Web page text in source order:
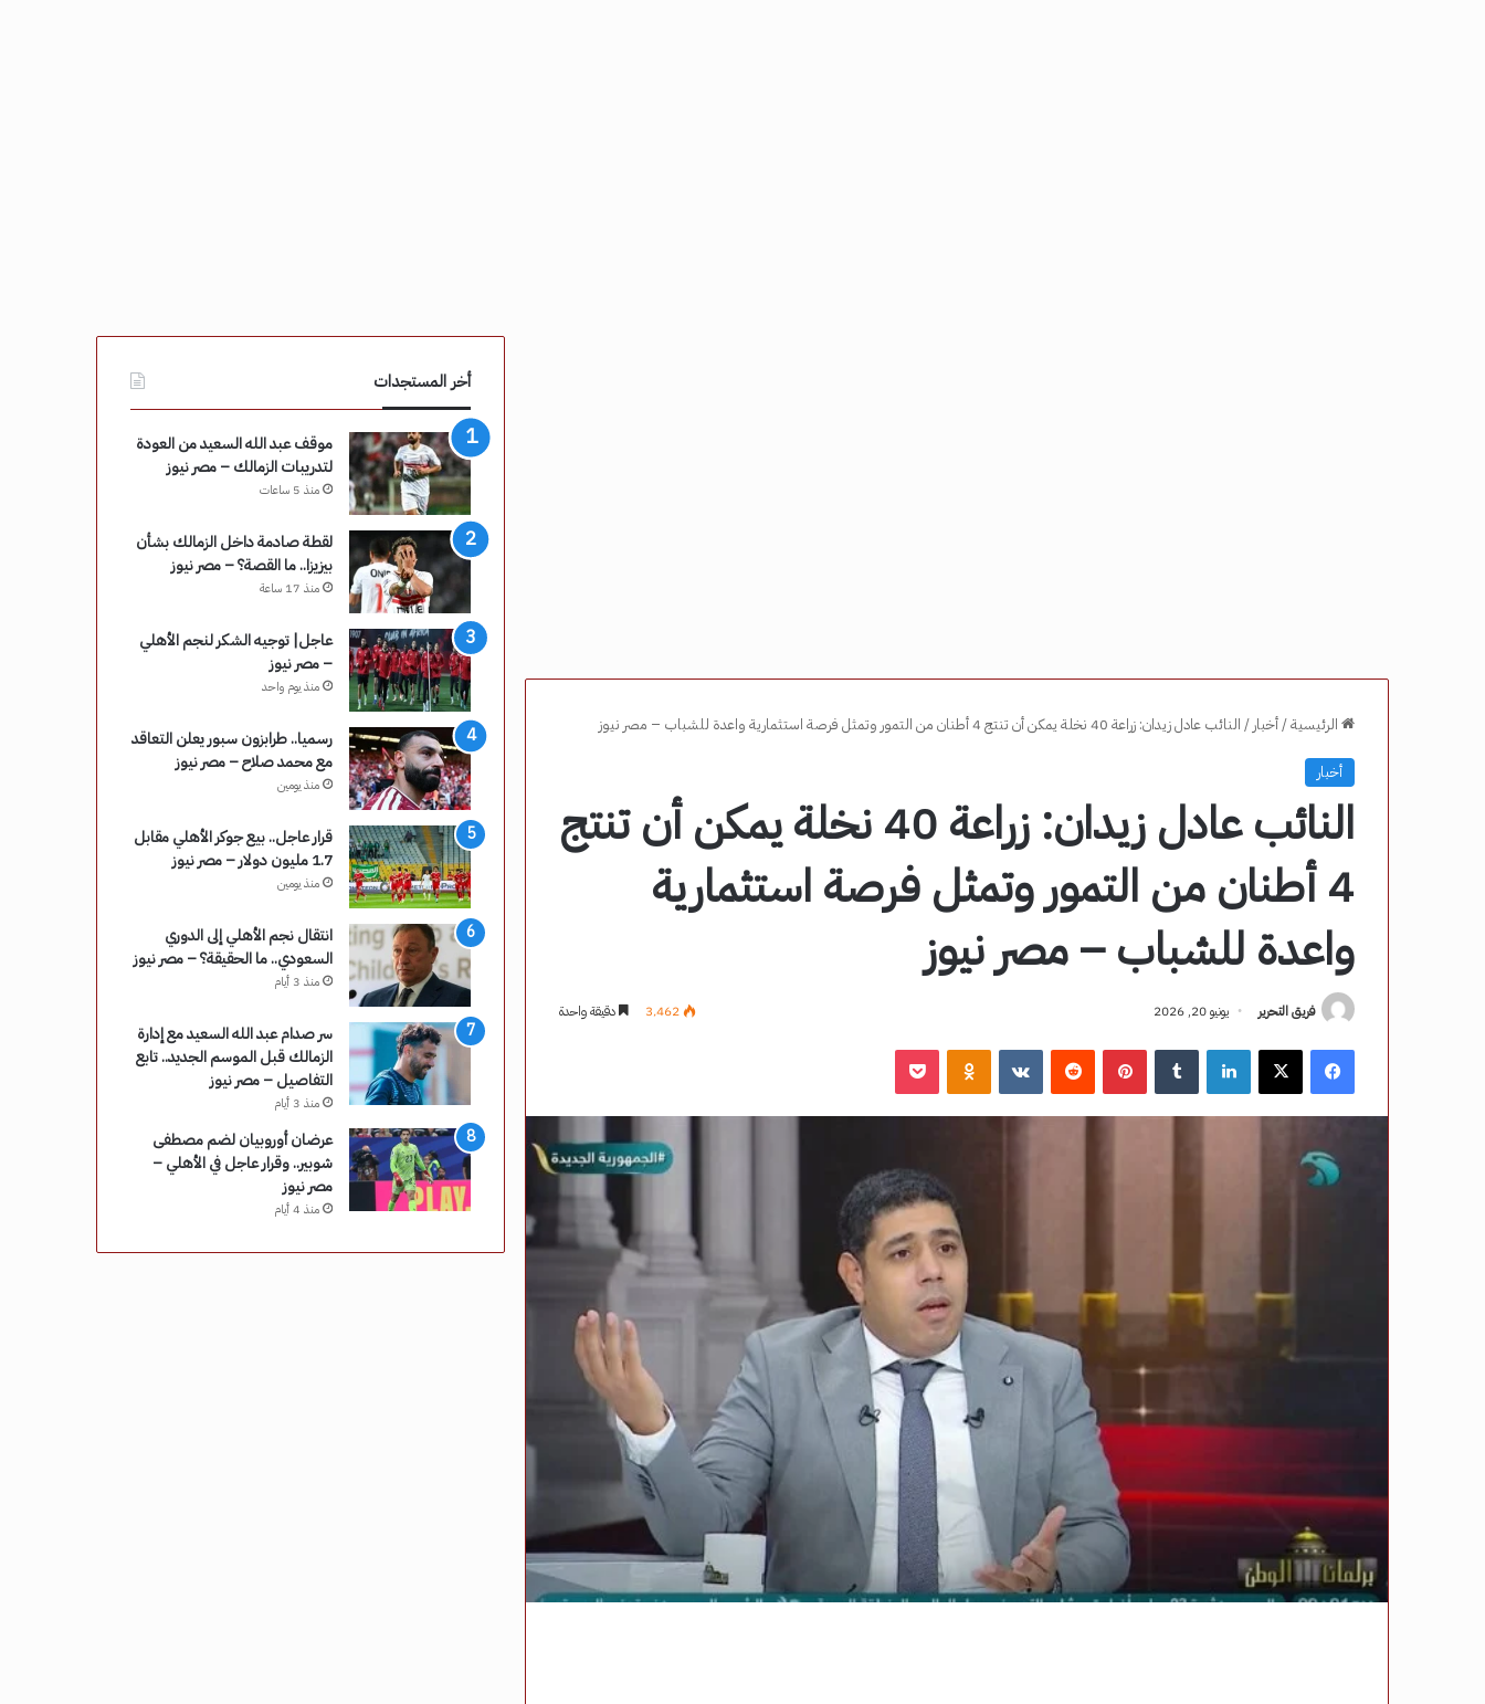
الرئيسية/أخبار / النائب عادل زيدان: زراعة 40 نخلة يمكن أن تنتج 4 أطنان من التمور وتمثل فرصة استثمارية واعدة للشباب – مصر نيوز
أخبار
النائب عادل زيدان: زراعة 40 نخلة يمكن أن تنتج
4 أطنان من التمور وتمثل فرصة استثمارية
واعدة للشباب – مصر نيوز
فريق التحرير يونيو 20, 2026 3٬462 دقيقة واحدة
فيسبوك ‫X لينكدإن بينتيريست ‏VKontakte
أخر المستجدات
موقف عبد الله السعيد من العودة
لتدريبات الزمالك – مصر نيوز
منذ 5 ساعات
لقطة صادمة داخل الزمالك بشأن
بيزيزا.. ما القصة؟ – مصر نيوز
منذ 17 ساعة
عاجل| توجيه الشكر لنجم الأهلي
– مصر نيوز
منذ يوم واحد
رسميا.. طرابزون سبور يعلن التعاقد
مع محمد صلاح – مصر نيوز
منذ يومين
قرار عاجل.. بيع جوكر الأهلي مقابل
1.7 مليون دولار – مصر نيوز
منذ يومين
انتقال نجم الأهلي إلى الدوري
السعودي.. ما الحقيقة؟ – مصر نيوز
منذ 3 أيام
سر صدام عبد الله السعيد مع إدارة
الزمالك قبل الموسم الجديد.. تابع
التفاصيل – مصر نيوز
منذ 3 أيام
عرضان أوروبيان لضم مصطفى
شوبير.. وقرار عاجل في الأهلي –
مصر نيوز
منذ 4 أيام